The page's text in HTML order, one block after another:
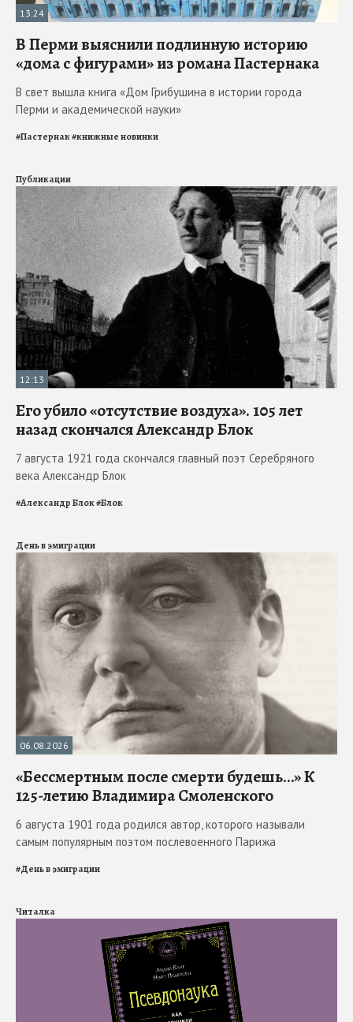
13:24
В Перми выяснили подлинную историю
«дома с фигурами» из романа Пастернака
В свет вышла книга «Дом Грибушина в истории города
Перми и академической науки»
#Пастернак#книжные новинки
Публикации
12:13
Его убило «отсутствие воздуха». 105 лет
назад скончался Александр Блок
7 августа 1921 года скончался главный поэт Серебряного
века Александр Блок
#Александр Блок#Блок
День в эмиграции
06.08.2026
«Бессмертным после смерти будешь…» К
125-летию Владимира Смоленского
6 августа 1901 года родился автор, которого называли
самым популярным поэтом послевоенного Парижа
#День в эмиграции
Читалка